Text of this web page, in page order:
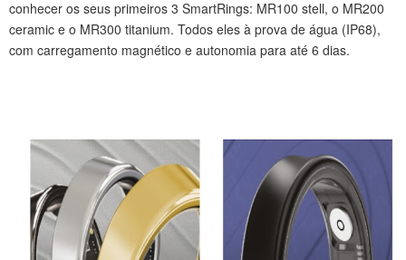
conhecer os seus primeiros 3 SmartRings: MR100 stell, o MR200
ceramic e o MR300 titanium. Todos eles à prova de água (IP68),
com carregamento magnético e autonomia para até 6 dias.